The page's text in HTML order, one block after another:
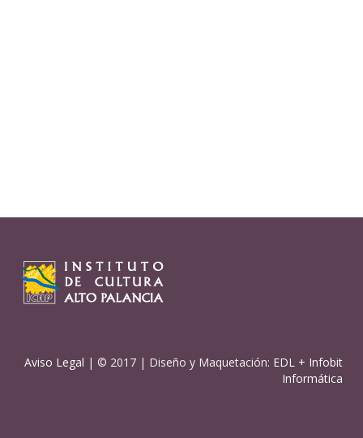
Aviso Legal | © 2017 | Diseño y Maquetación: EDL + Infobit
Informática